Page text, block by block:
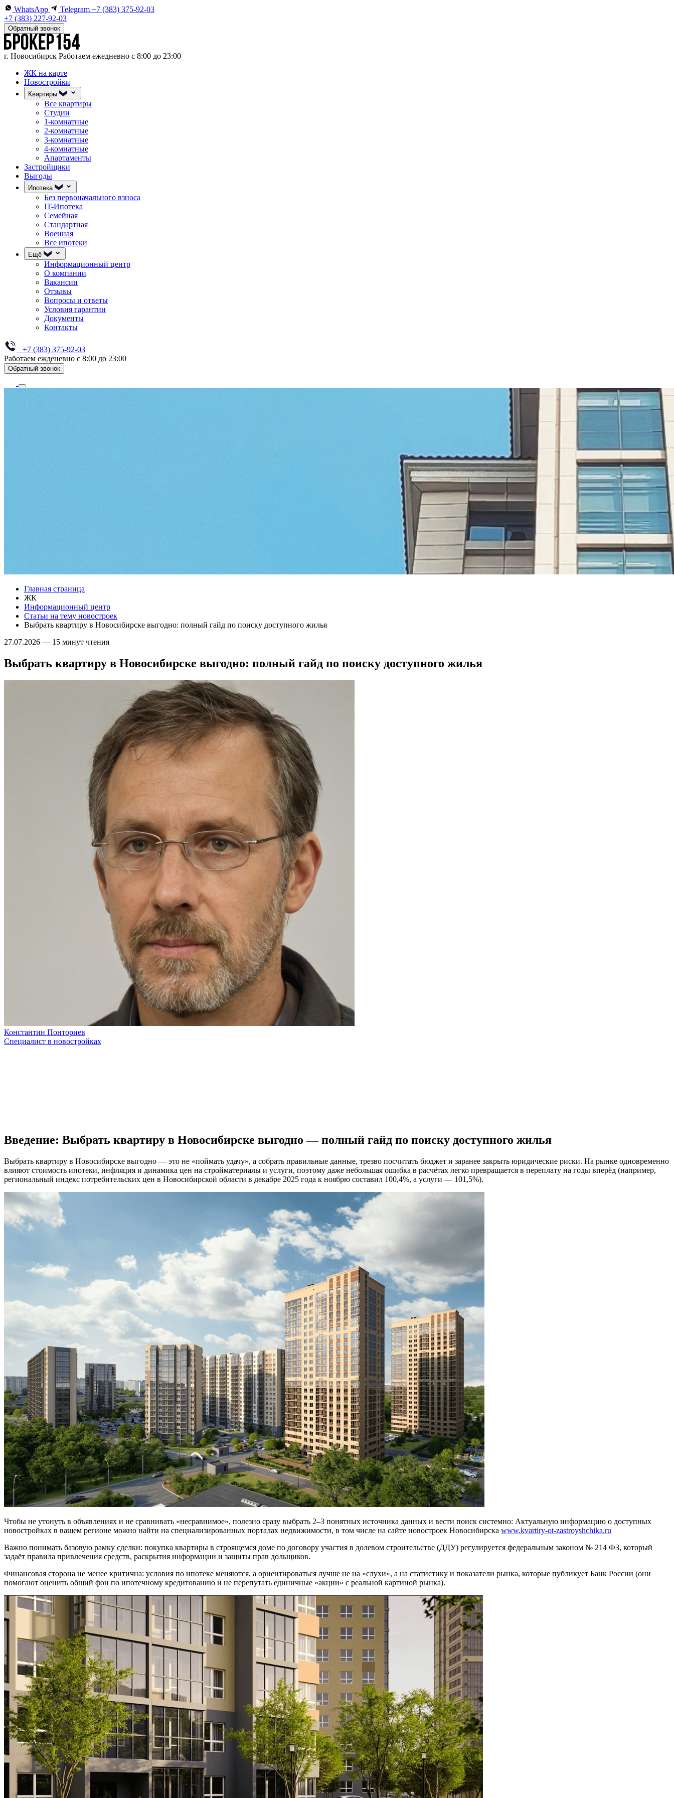
WhatsApp Telegram +7 (383) 375-92-03
+7 (383) 227-92-03
Обратный звонок
г. Новосибирск Работаем ежедневно с 8:00 до 23:00
ЖК на карте
Новостройки
Квартиры
Все квартиры
Студии
1-комнатные
2-комнатные
3-комнатные
4-комнатные
Апартаменты
Застройщики
Выгоды
Ипотека
Без первоначального взноса
IT-Ипотека
Семейная
Стандартная
Военная
Все ипотеки
Ещё
Информационный центр
О компании
Вакансии
Отзывы
Вопросы и ответы
Условия гарантии
Документы
Контакты
+7 (383) 375-92-03
Работаем ежденевно с 8:00 до 23:00
Обратный звонок
Главная страница
ЖК
Информационный центр
Статьи на тему новостроек
Выбрать квартиру в Новосибирске выгодно: полный гайд по поиску доступного жилья
27.07.2026 — 15 минут чтения
Выбрать квартиру в Новосибирске выгодно: полный гайд по поиску доступного жилья
Константин Понториев
Специалист в новостройках
Введение: Выбрать квартиру в Новосибирске выгодно — полный гайд по поиску доступного жилья
Выбрать квартиру в Новосибирске выгодно — это не «поймать удачу», а собрать правильные данные, трезво посчитать бюджет и заранее закрыть юридические риски. На рынке одновременно
влияют стоимость ипотеки, инфляция и динамика цен на стройматериалы и услуги, поэтому даже небольшая ошибка в расчётах легко превращается в переплату на годы вперёд (например,
региональный индекс потребительских цен в Новосибирской области в декабре 2025 года к ноябрю составил 100,4%, а услуги — 101,5%).
Чтобы не утонуть в объявлениях и не сравнивать «несравнимое», полезно сразу выбрать 2–3 понятных источника данных и вести поиск системно: Актуальную информацию о доступных
новостройках в вашем регионе можно найти на специализированных порталах недвижимости, в том числе на сайте новостроек Новосибирска www.kvartiry-ot-zastroyshchika.ru
Важно понимать базовую рамку сделки: покупка квартиры в строящемся доме по договору участия в долевом строительстве (ДДУ) регулируется федеральным законом № 214 ФЗ, который
задаёт правила привлечения средств, раскрытия информации и защиты прав дольщиков.
Финансовая сторона не менее критична: условия по ипотеке меняются, а ориентироваться лучше не на «слухи», а на статистику и показатели рынка, которые публикует Банк России (они
помогают оценить общий фон по ипотечному кредитованию и не перепутать единичные «акции» с реальной картиной рынка).